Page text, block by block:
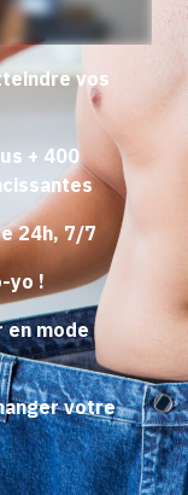
vos
+ 400
24h, 7/7
yo !
en mode
votre